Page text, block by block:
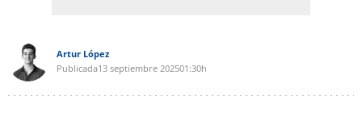
Artur López
Publicada13 septiembre 202501:30h